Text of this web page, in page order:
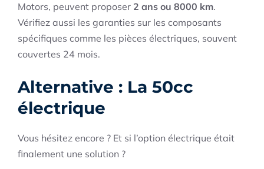
Motors, peuvent proposer 2 ans ou 8000 km.
Vérifiez aussi les garanties sur les composants
spécifiques comme les pièces électriques, souvent
couvertes 24 mois.
Alternative : La 50cc
électrique
Vous hésitez encore ? Et si l’option électrique était
finalement une solution ?